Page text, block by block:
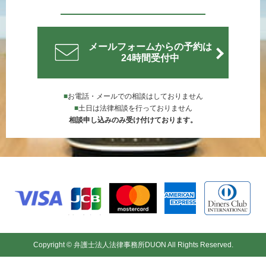
メールフォームからの予約は
24時間受付中
■お電話・メールでの相談はしておりません
■土日は法律相談を行っておりません
相談申し込みのみ受け付けております。
Copyright © 弁護士法人法律事務所DUON All Rights Reserved.